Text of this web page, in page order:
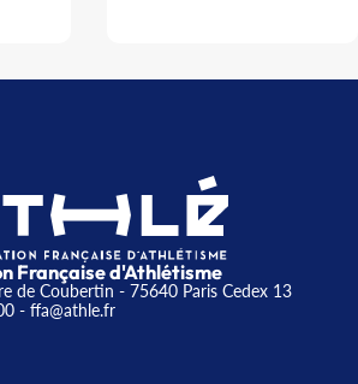
Française d'Athlétisme
de Coubertin - 75640 Paris Cedex 13
- ffa@athle.fr